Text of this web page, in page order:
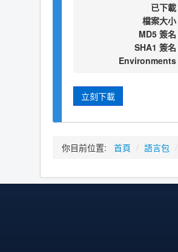
已下載
檔案大小
MD5 簽名
SHA1 簽名
Environments
立刻下載
你目前位置: 首頁 / 語言包 /